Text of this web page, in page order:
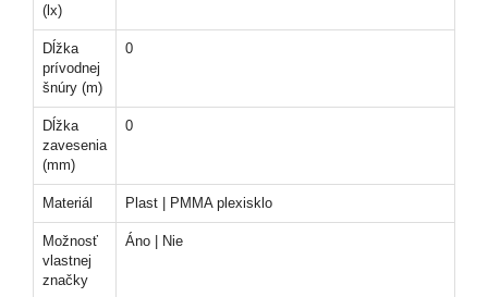
(lx)
Dĺžka
prívodnej
šnúry (m)
0
Dĺžka
zavesenia
(mm)
0
Materiál Plast | PMMA plexisklo
Možnosť
vlastnej
značky
Áno | Nie